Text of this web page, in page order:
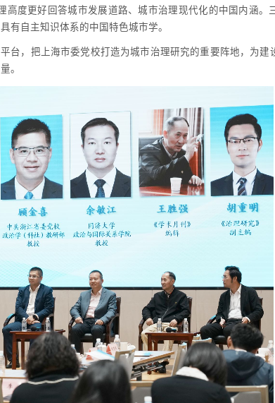
度更好回答城市发展道路、城市治理现代化的中国内涵。
有自主知识体系的中国特色城市学。
台，把上海市委党校打造为城市治理研究的重要阵地，为建
。